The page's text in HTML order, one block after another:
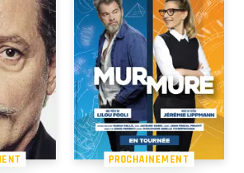
PROCHAINEMENT